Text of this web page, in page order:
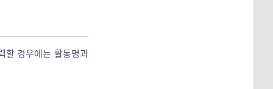
할 경우에는 활동명과